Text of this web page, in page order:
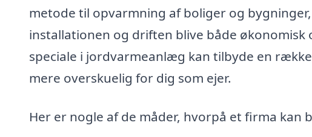
metode til opvarmning af boliger og
installationen og driften blive både
speciale i jordvarmeanlæg kan tilbyde en
mere overskuelig for dig som ejer.
Her er nogle af de måder, hvorpå et firma